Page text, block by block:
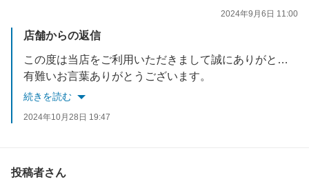
2024年9月6日 11:00
店舗からの返信
この度は当店をご利用いただきまして誠にありがとうございました。
有難いお言葉ありがとうございます。
価格もご満足頂けられる様にこれからも努力して行きたいと思っております。
続きを読む
2024年10月28日 19:47
投稿者さん